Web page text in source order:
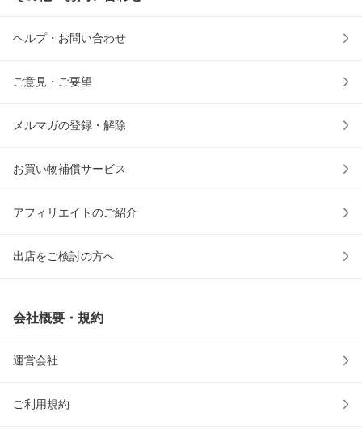
ヘルプ・お問い合わせ
ご意見・ご要望
メルマガの登録・解除
お買い物補償サービス
アフィリエイトのご紹介
出店をご検討の方へ
会社概要・規約
運営会社
ご利用規約